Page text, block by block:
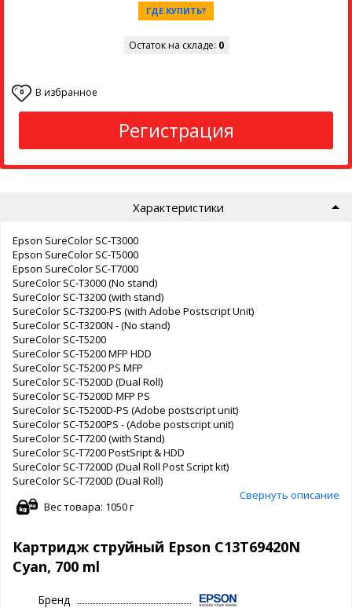
ГДЕ КУПИТЬ?
Остаток на складе: 0
0 В избранное
Регистрация
Характеристики
Epson SureColor SC-T3000
Epson SureColor SC-T5000
Epson SureColor SC-T7000
SureColor SC-T3000 (No stand)
SureColor SC-T3200 (with stand)
SureColor SC-T3200-PS (with Adobe Postscript Unit)
SureColor SC-T3200N - (No stand)
SureColor SC-T5200
SureColor SC-T5200 MFP HDD
SureColor SC-T5200 PS MFP
SureColor SC-T5200D (Dual Roll)
SureColor SC-T5200D MFP PS
SureColor SC-T5200D-PS (Adobe postscript unit)
SureColor SC-T5200PS - (Adobe postscript unit)
SureColor SC-T7200 (with Stand)
SureColor SC-T7200 PostSript & HDD
SureColor SC-T7200D (Dual Roll Post Script kit)
SureColor SC-T7200D (Dual Roll)
Свернуть описание
Вес товара: 1050 г
Картридж струйный Epson C13T69420N
Cyan, 700 ml
Бренд